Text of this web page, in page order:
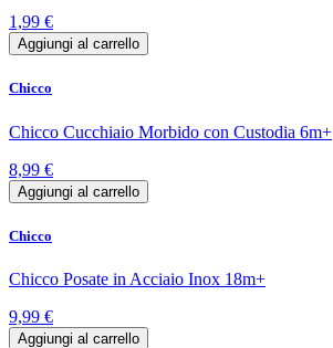
1,99 €
Aggiungi al carrello
Chicco
Chicco Cucchiaio Morbido con Custodia 6m+
8,99 €
Aggiungi al carrello
Chicco
Chicco Posate in Acciaio Inox 18m+
9,99 €
Aggiungi al carrello